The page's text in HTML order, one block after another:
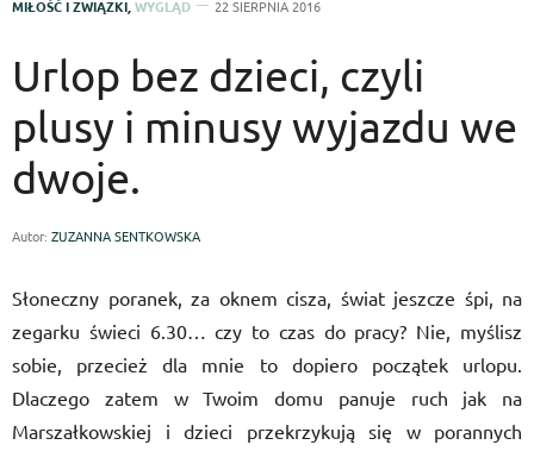
MIŁOŚĆ I ZWIĄZKI WYGLĄD 22 SIERPNIA 2016
Urlop bez dzieci, czyli
plusy i minusy wyjazdu we
dwoje.
Autor: ZUZANNA SENTKOWSKA
Słoneczny poranek, za oknem cisza, świat jeszcze śpi, na
zegarku świeci 6.30… czy to czas do pracy? Nie, myślisz
sobie, przecież dla mnie to dopiero początek urlopu.
Dlaczego zatem w Twoim domu panuje ruch jak na
Marszałkowskiej i dzieci przekrzykują się w porannych